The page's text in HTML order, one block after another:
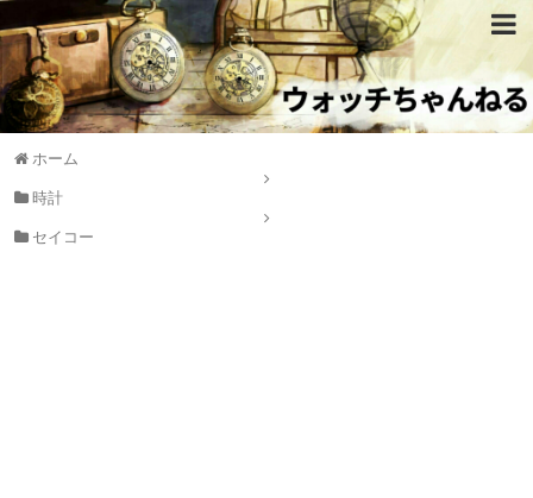
ホーム
時計
セイコー